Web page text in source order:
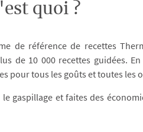
quoi ?
de référence de recettes
de 10 000 recettes guidées.
pour tous les goûts et toutes les
gaspillage et faites des